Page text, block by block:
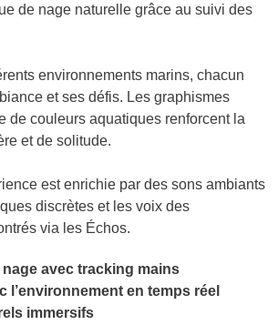
de nage naturelle grâce au suivi des
environnements marins, chacun
et ses défis. Les graphismes
de couleurs aquatiques renforcent la
et de solitude.
est enrichie par des sons ambiants
discrètes et les voix des
via les Échos.
nage avec tracking mains
l’environnement en temps réel
immersifs